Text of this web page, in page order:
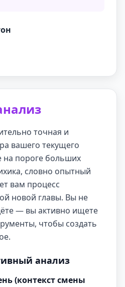
точная и
вашего текущего
на пороге больших
словно опытный
вам процесс
новой главы. Вы не
— вы активно ищете
чтобы создать
анализ
(контекст смены